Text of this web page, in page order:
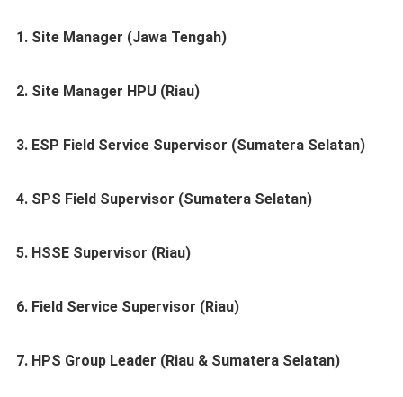
1. Site Manager (Jawa Tengah)
2. Site Manager HPU (Riau)
3. ESP Field Service Supervisor (Sumatera Selatan)
4. SPS Field Supervisor (Sumatera Selatan)
5. HSSE Supervisor (Riau)
6. Field Service Supervisor (Riau)
7. HPS Group Leader (Riau & Sumatera Selatan)